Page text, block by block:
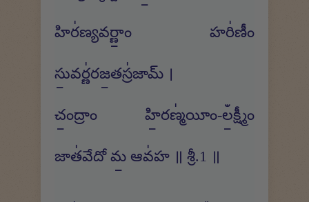
హిర॑ణ్యవర్ణాం॒ హరి॑ణీం
సు॒వర్ణ॑రజ॒తస్ర॑జామ్ ।
చం॒ద్రాం హి॒రణ్మ॑యీం-లఀ॒క్ష్మీం
జాత॑వేదో మ॒ ఆవ॑హ ॥ శ్రీ.1 ॥